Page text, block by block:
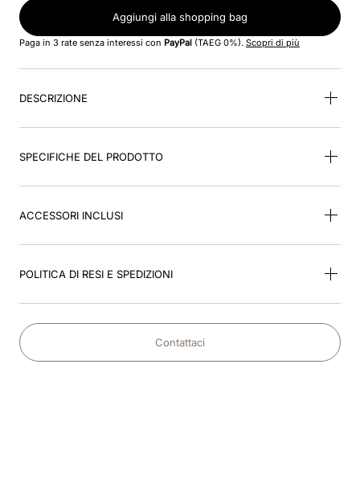
9.visor
Aggiungi alla shopping bag
Paga in 3 rate senza interessi con PayPal (TAEG 0%). Scopri di più
DESCRIZIONE
SPECIFICHE DEL PRODOTTO
ACCESSORI INCLUSI
POLITICA DI RESI E SPEDIZIONI
Contattaci